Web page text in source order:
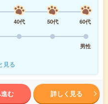
40代 50代
60代
男性
見る
む 詳しく見る